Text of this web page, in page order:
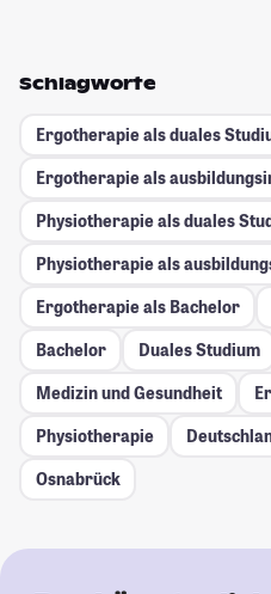
Schlagworte
Ergotherapie als duales
Ergotherapie als
Physiotherapie als duales
Physiotherapie als
Ergotherapie als Bachelor
Bachelor
Duales Studium
Medizin und Gesundheit
Physiotherapie
Osnabrück